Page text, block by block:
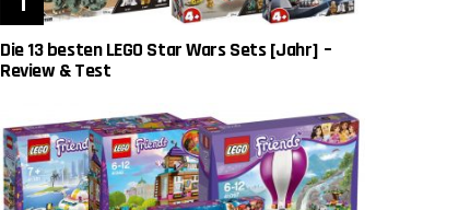
Die 13 besten LEGO Star Wars Sets [Jahr] –
Review & Test